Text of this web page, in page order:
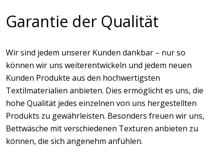
Garantie der Qualität
Wir sind jedem unserer Kunden dankbar – nur so
können wir uns weiterentwickeln und jedem neuen
Kunden Produkte aus den hochwertigsten
Textilmaterialien anbieten. Dies ermöglicht es uns, die
hohe Qualität jedes einzelnen von uns hergestellten
Produkts zu gewährleisten. Besonders freuen wir uns,
Bettwäsche mit verschiedenen Texturen anbieten zu
können, die sich angenehm anfühlen.